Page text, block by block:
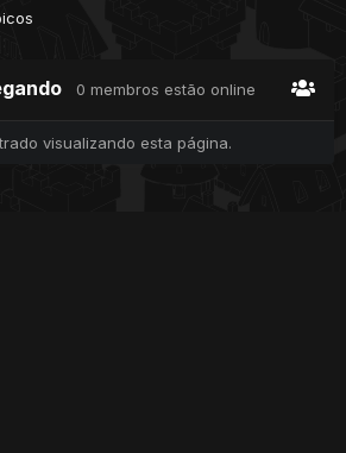
0 membros estão online
visualizando esta página.